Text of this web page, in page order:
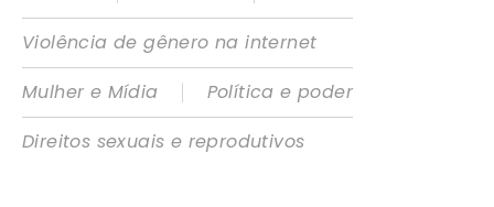
Violência de gênero na internet
Mulher e Mídia
|
Política e poder
Direitos sexuais e reprodutivos